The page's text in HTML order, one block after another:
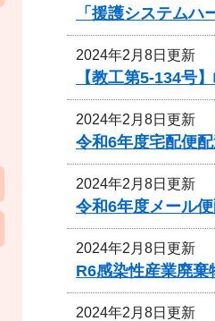
「援護システム
2024年2月8日更新
【教工第5-134号
2024年2月8日更新
令和6年度宅配便
2024年2月8日更新
令和6年度メール
2024年2月8日更新
R6感染性産業廃棄
2024年2月8日更新